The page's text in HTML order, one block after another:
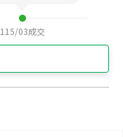
115/03成交